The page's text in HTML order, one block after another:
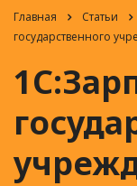
Главная Статьи
государственного